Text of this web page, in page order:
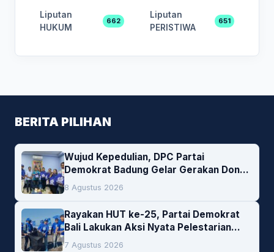
Liputan
HUKUM
662
Liputan
PERISTIWA
651
BERITA PILIHAN
Wujud Kepedulian, DPC Partai
Demokrat Badung Gelar Gerakan Donor
Darah
8 Agustus 2026
Rayakan HUT ke-25, Partai Demokrat
Bali Lakukan Aksi Nyata Pelestarian
Lingkungan
7 Agustus 2026